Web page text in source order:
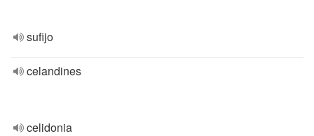
sufijo
celandines
celidonia